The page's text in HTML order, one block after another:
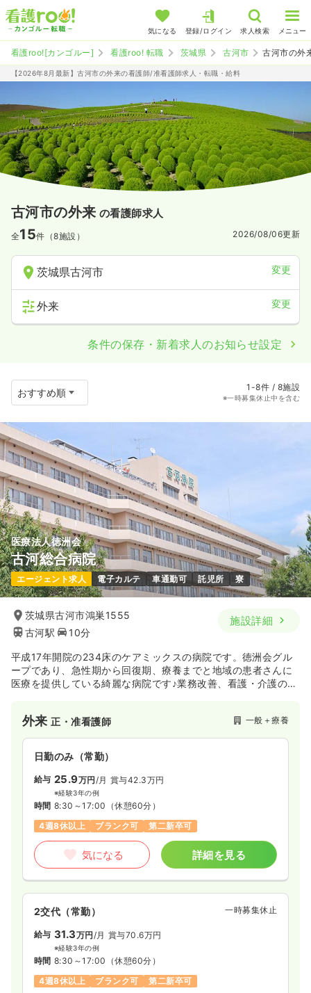
気になる 登録/ログイン 求人検索 メニュー
看護roo![カンゴルー] 看護roo! 転職 茨城県 古河市 古河市の外
【2026年8月最新】古河市の外来の看護師/准看護師求人・転職・給料
古河市の外来 の看護師求人
全15件（8施設） 2026/08/06更新
茨城県古河市 変更
外来 変更
条件の保存・新着求人のお知らせ設定
1-8件 / 8施設
※一時募集休止中を含む
医療法人徳洲会
古河総合病院
エージェント求人 電子カルテ 車通勤可 託児所 寮
茨城県古河市鴻巣1555
古河駅
10分
施設詳細
平成17年開院の234床のケアミックスの病院です。徳洲会グル
ープであり、急性期から回復期、療養までと地域の患者さんに
医療を提供している綺麗な病院です♪業務改善、看護・介護の質
外来正・准看護師 一般＋療養
日勤のみ（常勤）
給与 25.9万円 /月 賞与42.3万円
※経験3年の例
時間 8:30～17:00 （休憩60分）
4週8休以上
ブランク可 第二新卒可
気になる 詳細を見る
2交代（常勤） 一時募集休止
給与 31.3万円/月 賞与70.6万円
※経験3年の例
時間 8:30～17:00 （休憩60分）
4週8休以上
ブランク可 第二新卒可